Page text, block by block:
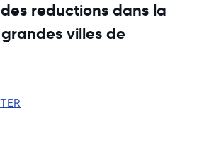
reductions dans la
villes de